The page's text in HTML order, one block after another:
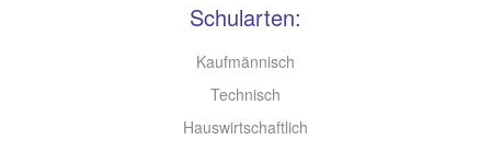
Schularten:
Kaufmännisch
Technisch
Hauswirtschaftlich